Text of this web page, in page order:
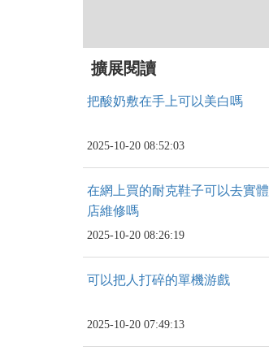
擴展閱讀
把酸奶敷在手上可以美白嗎
2025-10-20 08:52:03
在網上買的耐克鞋子可以去實體
店維修嗎
2025-10-20 08:26:19
可以把人打碎的單機游戲
2025-10-20 07:49:13